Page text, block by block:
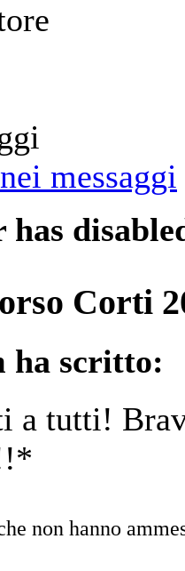
Corti
ha scritto:
a tutti!
non hanno